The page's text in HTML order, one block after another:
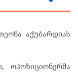
აქუბარდიას
ოპოზიციონერმა